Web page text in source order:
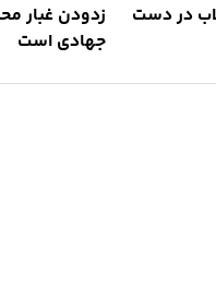
طلاب در دست
زدودن غبار
جهادی است